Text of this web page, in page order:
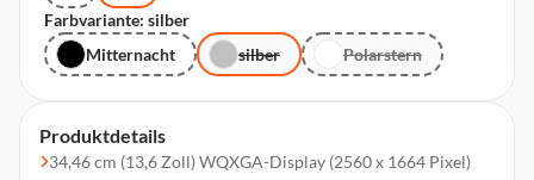
Produktdetails
34,46 cm (13,6 Zoll) WQXGA-Display (2560 x 1664 Pixel)
Farbvariante: silber
Mitternacht
silber Polarstern